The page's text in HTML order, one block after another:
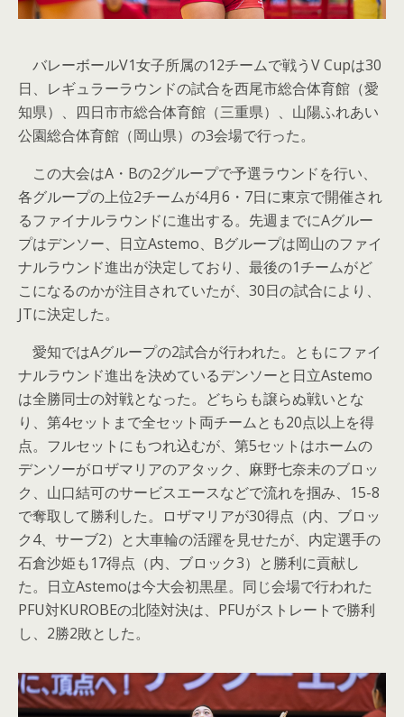
バレーボールV1女子所属の12チームで戦うV Cupは30
日、レギュラーラウンドの試合を西尾市総合体育館（愛
知県）、四日市市総合体育館（三重県）、山陽ふれあい
公園総合体育館（岡山県）の3会場で行った。
この大会はA・Bの2グループで予選ラウンドを行い、
各グループの上位2チームが4月6・7日に東京で開催され
るファイナルラウンドに進出する。先週までにAグルー
プはデンソー、日立Astemo、Bグループは岡山のファイ
ナルラウンド進出が決定しており、最後の1チームがど
こになるのかが注目されていたが、30日の試合により、
JTに決定した。
愛知ではAグループの2試合が行われた。ともにファイ
ナルラウンド進出を決めているデンソーと日立Astemo
は全勝同士の対戦となった。どちらも譲らぬ戦いとな
り、第4セットまで全セット両チームとも20点以上を得
点。フルセットにもつれ込むが、第5セットはホームの
デンソーがロザマリアのアタック、麻野七奈未のブロッ
ク、山口結可のサービスエースなどで流れを掴み、15-8
で奪取して勝利した。ロザマリアが30得点（内、ブロッ
ク4、サーブ2）と大車輪の活躍を見せたが、内定選手の
石倉沙姫も17得点（内、ブロック3）と勝利に貢献し
た。日立Astemoは今大会初黒星。同じ会場で行われた
PFU対KUROBEの北陸対決は、PFUがストレートで勝利
し、2勝2敗とした。